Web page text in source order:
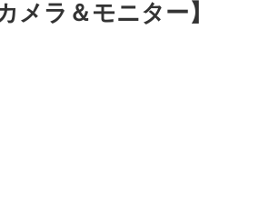
ラ＆モニター】